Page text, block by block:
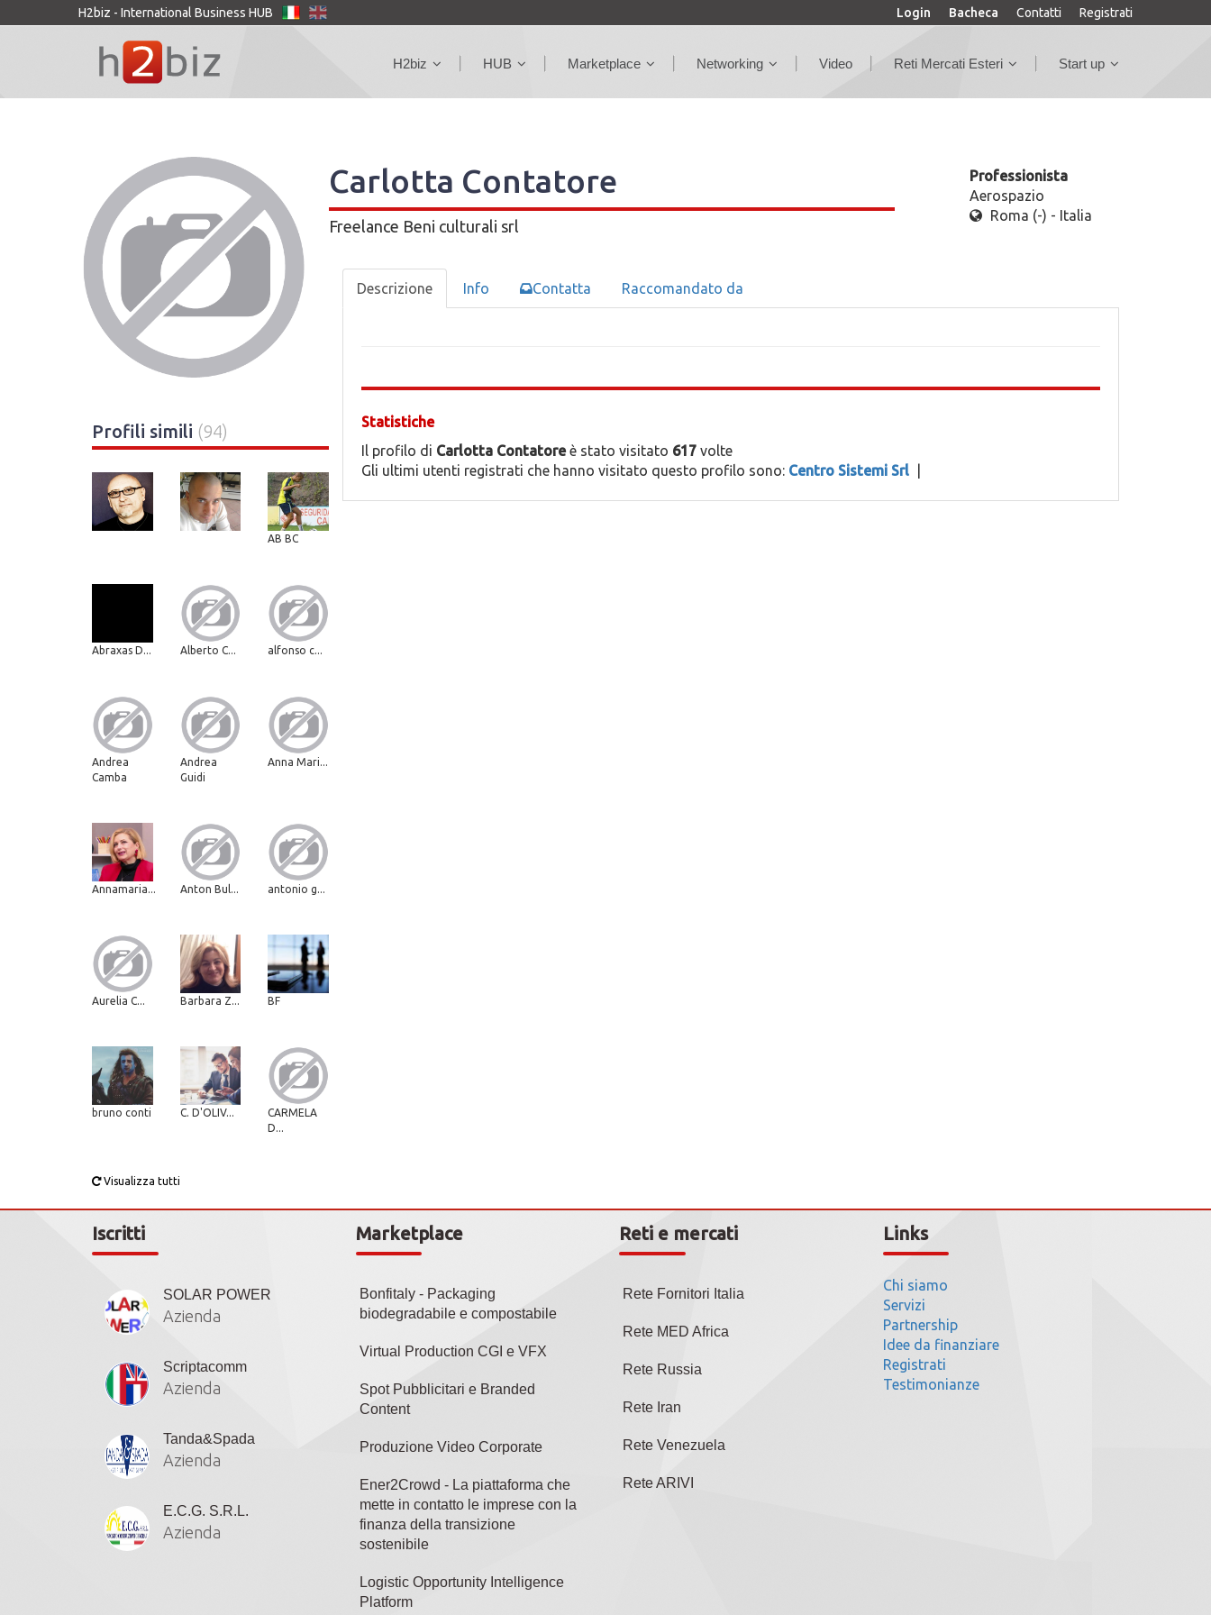
H2biz - International Business HUB Login Bacheca Contatti Registrati
H2biz HUB Marketplace Networking Video Reti Mercati Esteri Start up
Carlotta Contatore
Freelance Beni culturali srl
Professionista
Aerospazio
Roma (-) - Italia
Profili simili (94)
AB BC
Abraxas D... Alberto C... alfonso c...
Andrea
Camba
Andrea
Guidi
Anna Mari...
Annamaria... Anton Bul... antonio g...
Aurelia C... Barbara Z... BF
bruno conti C. D'OLIV...
CARMELA
D...
Visualizza tutti
Descrizione Info Contatta Raccomandato da
Statistiche
Il profilo di Carlotta Contatoreè stato visitato 617volte
Gli ultimi utenti registrati che hanno visitato questo profilo sono: Centro Sistemi Srl
Iscritti
SOLAR POWER
Azienda
Scriptacomm
Azienda
Tanda&Spada
Azienda
E.C.G. S.R.L.
Azienda
Marketplace
Bonfitaly - Packaging
biodegradabile e compostabile
Virtual Production CGI e VFX
Spot Pubblicitari e Branded
Content
Produzione Video Corporate
Ener2Crowd - La piattaforma che
mette in contatto le imprese con la
finanza della transizione
sostenibile
Logistic Opportunity Intelligence
Platform
Reti e mercati
Rete Fornitori Italia
Rete MED Africa
Rete Russia
Rete Iran
Rete Venezuela
Rete ARIVI
Links
Chi siamo
Servizi
Partnership
Idee da finanziare
Registrati
Testimonianze